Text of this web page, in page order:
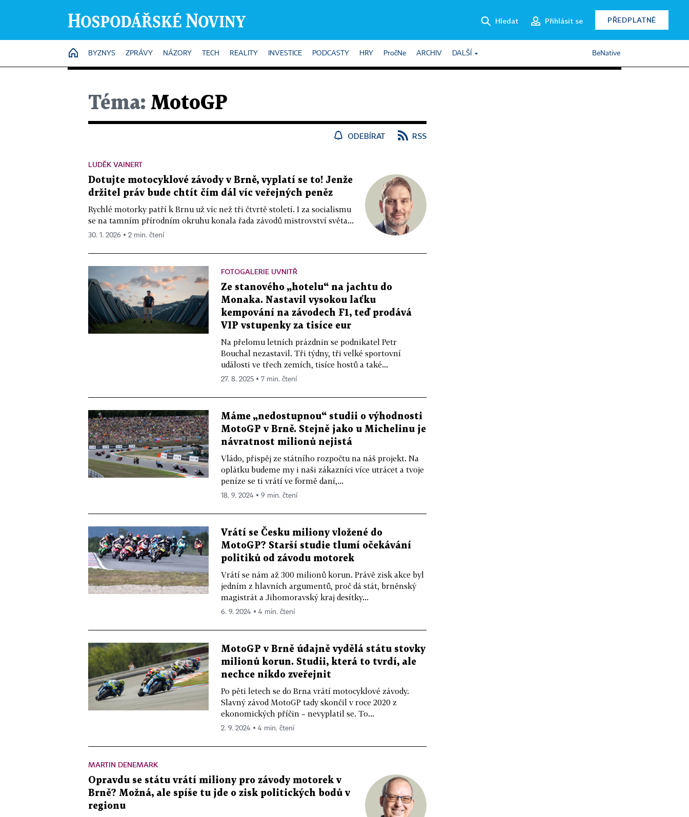
Hledat Přihlásit se PŘEDPLATNÉ
HOME
BYZNYS ZPRÁVY NÁZORY TECH REALITY INVESTICE PODCASTY HRY PročNe ARCHIV DALŠÍ BeNative
Téma: MotoGP
ODEBÍRAT RSS
LUDĚK VAINERT
Dotujte motocyklové závody v Brně, vyplatí se to! Jenže
držitel práv bude chtít čím dál víc veřejných peněz
Rychlé motorky patří k Brnu už víc než tři čtvrtě století. I za socialismu
se na tamním přírodním okruhu konala řada závodů mistrovství světa...
30. 1. 2026 ▪ 2 min. čtení
FOTOGALERIE UVNITŘ
Ze stanového „hotelu“ na jachtu do
Monaka. Nastavil vysokou laťku
kempování na závodech F1, teď prodává
VIP vstupenky za tisíce eur
Na přelomu letních prázdnin se podnikatel Petr
Bouchal nezastavil. Tři týdny, tři velké sportovní
události ve třech zemích, tisíce hostů a také...
27. 8. 2025 ▪ 7 min. čtení
Máme „nedostupnou“ studii o výhodnosti
MotoGP v Brně. Stejně jako u Michelinu je
návratnost milionů nejistá
Vládo, přispěj ze státního rozpočtu na náš projekt. Na
oplátku budeme my i naši zákazníci více utrácet a tvoje
peníze se ti vrátí ve formě daní,...
18. 9. 2024 ▪ 9 min. čtení
Vrátí se Česku miliony vložené do
MotoGP? Starší studie tlumí očekávání
politiků od závodu motorek
Vrátí se nám až 300 milionů korun. Právě zisk akce byl
jedním z hlavních argumentů, proč dá stát, brněnský
magistrát a Jihomoravský kraj desítky...
6. 9. 2024 ▪ 4 min. čtení
MotoGP v Brně údajně vydělá státu stovky
milionů korun. Studii, která to tvrdí, ale
nechce nikdo zveřejnit
Po pěti letech se do Brna vrátí motocyklové závody.
Slavný závod MotoGP tady skončil v roce 2020 z
ekonomických příčin – nevyplatil se. To...
2. 9. 2024 ▪ 4 min. čtení
MARTIN DENEMARK
Opravdu se státu vrátí miliony pro závody motorek v
Brně? Možná, ale spíše tu jde o zisk politických bodů v
regionu